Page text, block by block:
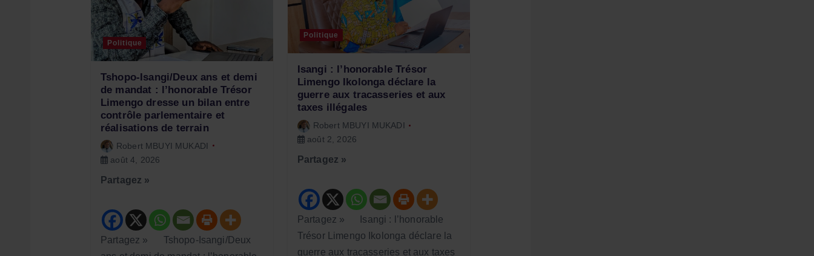
Politique
Tshopo-Isangi/Deux ans et demi
de mandat : l’honorable Trésor
Limengo dresse un bilan entre
contrôle parlementaire et
réalisations de terrain
Robert MBUYI MUKADI
août 4, 2026
Partagez »
Partagez » Tshopo-Isangi/Deux
Politique
Isangi : l’honorable Trésor
Limengo Ikolonga déclare la
guerre aux tracasseries et aux
taxes illégales
Robert MBUYI MUKADI
août 2, 2026
Partagez »
Partagez » Isangi : l’honorable
Trésor Limengo Ikolonga déclare la
guerre aux tracasseries et aux taxes